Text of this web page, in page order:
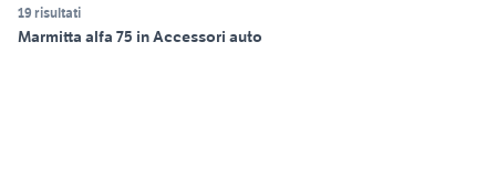
19 risultati
Marmitta alfa 75 in Accessori auto